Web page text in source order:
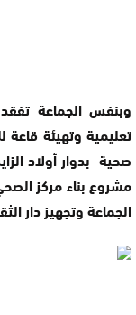
وبنفس الجماعة
تعليمية وتهيئة قاعة
الجماعة وتجهيز دار الثقافة بكلفة